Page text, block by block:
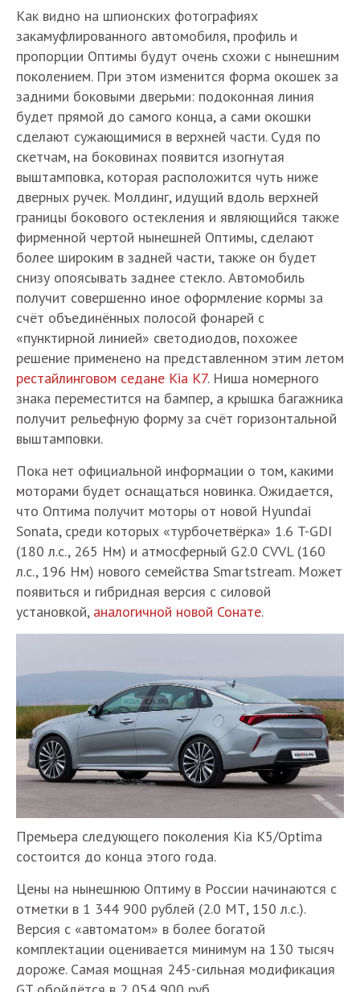
Как видно на шпионских фотографиях
закамуфлированного автомобиля, профиль и
пропорции Оптимы будут очень схожи с нынешним
поколением. При этом изменится форма окошек за
задними боковыми дверьми: подоконная линия
будет прямой до самого конца, а сами окошки
сделают сужающимися в верхней части. Судя по
скетчам, на боковинах появится изогнутая
выштамповка, которая расположится чуть ниже
дверных ручек. Молдинг, идущий вдоль верхней
границы бокового остекления и являющийся также
фирменной чертой нынешней Оптимы, сделают
более широким в задней части, также он будет
снизу опоясывать заднее стекло. Автомобиль
получит совершенно иное оформление кормы за
счёт объединённых полосой фонарей с
«пунктирной линией» светодиодов, похожее
решение применено на представленном этим летом
рестайлинговом седане Kia K7. Ниша номерного
знака переместится на бампер, а крышка багажника
получит рельефную форму за счёт горизонтальной
выштамповки.
Пока нет официальной информации о том, какими
моторами будет оснащаться новинка. Ожидается,
что Оптима получит моторы от новой Hyundai
Sonata, среди которых «турбочетвёрка» 1.6 T-GDI
(180 л.с., 265 Нм) и атмосферный G2.0 CVVL (160
л.с., 196 Нм) нового семейства Smartstream. Может
появиться и гибридная версия с силовой
установкой, аналогичной новой Сонате.
Премьера следующего поколения Kia K5/Optima
состоится до конца этого года.
Цены на нынешнюю Оптиму в России начинаются с
отметки в 1 344 900 рублей (2.0 МТ, 150 л.с.).
Версия с «автоматом» в более богатой
комплектации оценивается минимум на 130 тысяч
дороже. Самая мощная 245-сильная модификация